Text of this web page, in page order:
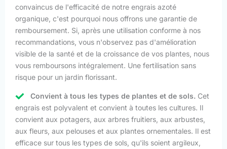
convaincus de l'efficacité de notre engrais azoté
organique, c'est pourquoi nous offrons une garantie de
remboursement. Si, après une utilisation conforme à nos
recommandations, vous n'observez pas d'amélioration
visible de la santé et de la croissance de vos plantes, nous
vous remboursons intégralement. Une fertilisation sans
risque pour un jardin florissant.
Convient à tous les types de plantes et de sols. Cet
engrais est polyvalent et convient à toutes les cultures. Il
convient aux potagers, aux arbres fruitiers, aux arbustes,
aux fleurs, aux pelouses et aux plantes ornementales. Il est
efficace sur tous les types de sols, qu'ils soient argileux,